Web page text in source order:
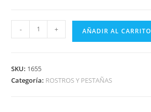
- + AÑADIR AL CARRITO
SKU: 1655
Categoría: ROSTROS Y PESTAÑAS